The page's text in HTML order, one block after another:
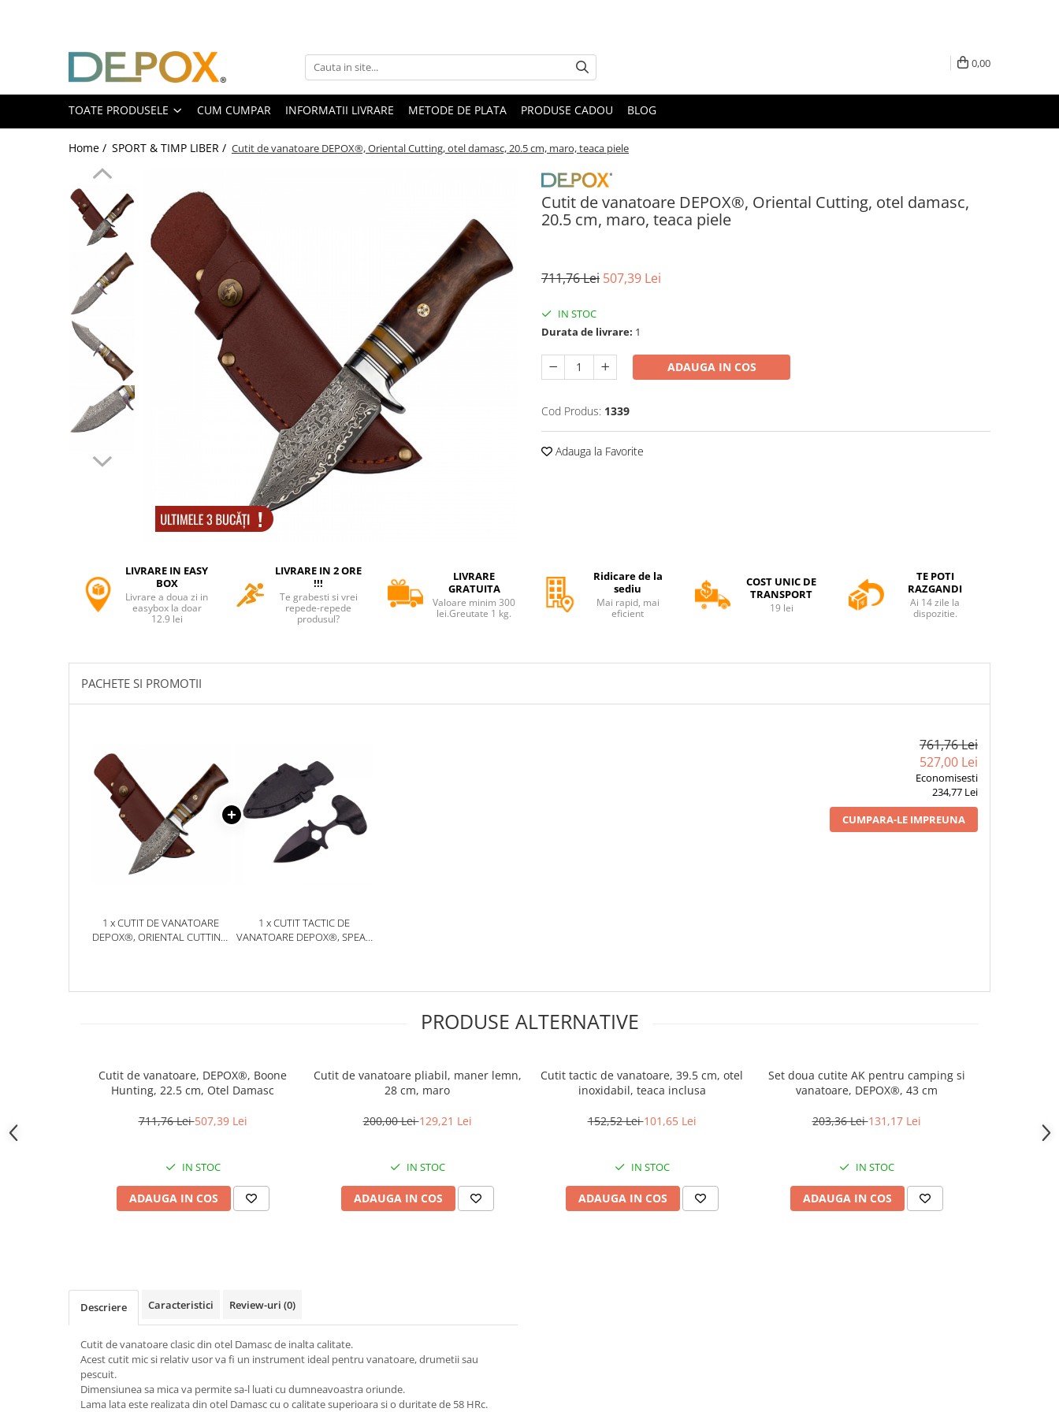
Toate Produsele
SPORT & TIMP LIBER
AUTOAPARARE
Pumnaluri si boxuri
Bastoane telescopice si nunceaguri
Spray autoaparare
Seturi & accesorii autoaparare
VANATOARE, DRUMETII & CAMPING
Cutite vanatoare
Briceaguri fluture & antrenament
Sabii & Macete
Accesorii tactice si sport
Accesori camping & drumetii
Topor camping
vanatoare si tactice
ARTICOLE SUPORTERI
SPORTURI DE ECHIPA
Figurine si masinute duble
Instrumente muzicale de jucarie
Gaming, Carti & Birotica
Costume Halloween copii
Accesorii decorative
Cutite japoneze
Ascutitoare si seturi de ascutire
Corpuri de iluminat
Electrocasnice
0,00
TOATE PRODUSELE CUM CUMPAR INFORMATII LIVRARE METODE DE PLATA PRODUSE CADOU BLOG
Home / SPORT & TIMP LIBER / Cutit de vanatoare DEPOX®, Oriental Cutting, otel damasc, 20.5 cm, maro, teaca piele
Cutit de vanatoare DEPOX®, Oriental Cutting, otel damasc,
20.5 cm, maro, teaca piele
711,76 Lei 507,39 Lei
IN STOC
Durata de livrare: 1
ADAUGA IN COS
Cod Produs: 1339
Adauga la Favorite
LIVRARE IN EASY
BOX
Livrare a doua zi in
easybox la doar
12.9 lei
LIVRARE IN 2 ORE
!!!
Te grabesti si vrei
repede-repede
produsul?
LIVRARE
GRATUITA
Valoare minim 300
lei.Greutate 1 kg.
Ridicare de la
sediu
Mai rapid, mai
eficient
COST UNIC DE
TRANSPORT
19 lei
TE POTI
RAZGANDI
Ai 14 zile la
dispozitie.
PACHETE SI PROMOTII
1 x CUTIT DE VANATOARE
DEPOX®, ORIENTAL CUTTING,
1 x CUTIT TACTIC DE
VANATOARE DEPOX®, SPEAR
761,76 Lei
527,00 Lei
Economisesti
234,77 Lei
CUMPARA-LE IMPREUNA
PRODUSE ALTERNATIVE
Cutit de vanatoare, DEPOX®, Boone
Hunting, 22.5 cm, Otel Damasc
711,76 Lei507,39 Lei
IN STOC
ADAUGA IN COS
Cutit de vanatoare pliabil, maner lemn,
28 cm, maro
200,00 Lei129,21 Lei
IN STOC
ADAUGA IN COS
Cutit tactic de vanatoare, 39.5 cm, otel
inoxidabil, teaca inclusa
152,52 Lei101,65 Lei
IN STOC
ADAUGA IN COS
Set doua cutite AK pentru camping si
vanatoare, DEPOX®, 43 cm
203,36 Lei131,17 Lei
IN STOC
ADAUGA IN COS
Descriere Caracteristici Review-uri (0)
Cutit de vanatoare clasic din otel Damasc de inalta calitate.
Acest cutit mic si relativ usor va fi un instrument ideal pentru vanatoare, drumetii sau
pescuit.
Dimensiunea sa mica va permite sa-l luati cu dumneavoastra oriunde.
Lama lata este realizata din otel Damasc cu o calitate superioara si o duritate de 58 HRc.